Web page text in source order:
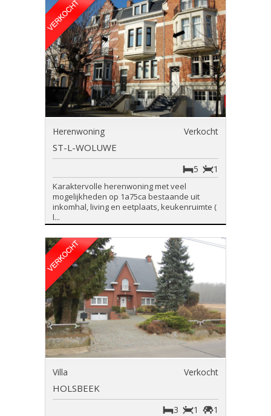
Herenwoning Verkocht
ST-L-WOLUWE
1
5
Karaktervolle herenwoning met veel
mogelijkheden op 1a75ca bestaande uit
inkomhal, living en eetplaats, keukenruimte (
l...
Villa Verkocht
HOLSBEEK
1
1
3